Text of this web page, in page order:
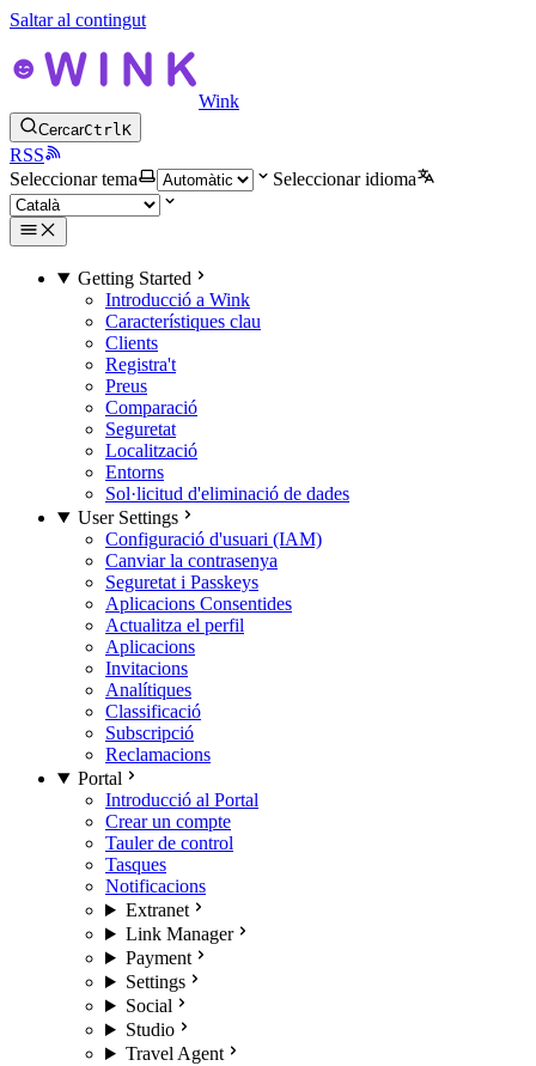
Saltar al contingut
Wink
CercarCtrlK
RSS
Seleccionar tema
Seleccionar idioma
Getting Started
Introducció a Wink
Característiques clau
Clients
Registra't
Preus
Comparació
Seguretat
Localització
Entorns
Sol·licitud d'eliminació de dades
User Settings
Configuració d'usuari (IAM)
Canviar la contrasenya
Seguretat i Passkeys
Aplicacions Consentides
Actualitza el perfil
Aplicacions
Invitacions
Analítiques
Classificació
Subscripció
Reclamacions
Portal
Introducció al Portal
Crear un compte
Tauler de control
Tasques
Notificacions
Extranet
Link Manager
Payment
Settings
Social
Studio
Travel Agent